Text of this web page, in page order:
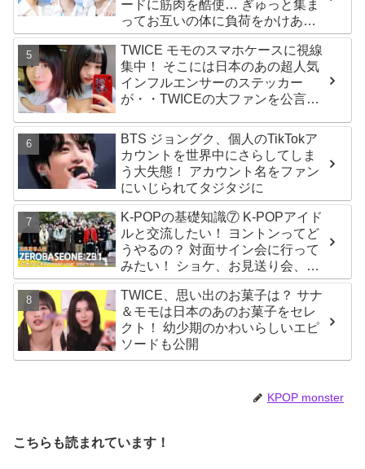
ードに筋肉を酷使… ぎゅっと集ま
ってお互いの体に負荷をかけあう
３人のトレーニング風景がかわい
すぎるとファンくぎづけ
TWICE モモのスマホケースに視線
集中！ そこには日本のあの超人気
インフルエンサーのステッカー
が・・TWICEの大ファンを公言す
「成功したファン」だと話題沸騰
BTS ジョングク、個人のTikTokア
カウントを世界中にさらしてしま
う大失態！ アカウント名をファン
にいじられてタジタジに
K-POPの基礎知識⑦ K-POPアイド
ルと交流したい！ ヨントンってど
うやるの？ 対面サイン会に行って
みたい！ ショケ、お見送り会、握
手会・・・リリースイベントあれ
これを紹介
TWICE、思い出のお菓子は？ サナ
＆モモは日本のあのお菓子をセレ
クト！ 幼少期のかわいらしいエピ
ソードも公開
KPOP monster
こちらも読まれています！